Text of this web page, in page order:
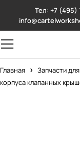
Тел: +7 (495)
Главная Запчасти
корпуса клапанных